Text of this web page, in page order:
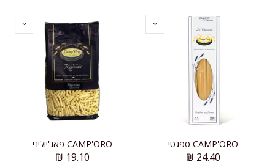
CAMP'ORO ספגטי
24.40
₪
CAMP'ORO פאג'יוליני
19.10
₪